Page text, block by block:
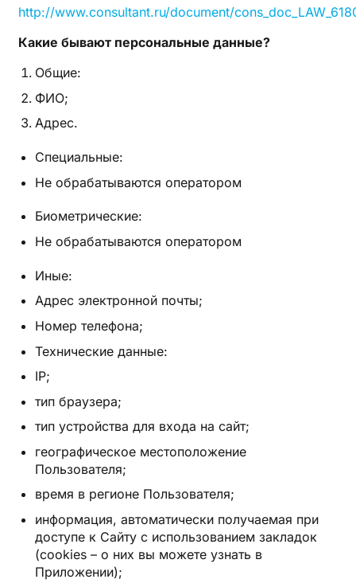
http://www.consultant.ru/document/
Какие бывают персональные данные?
Общие:
ФИО;
Адрес.
Специальные:
Не обрабатываются оператором
Биометрические:
Не обрабатываются оператором
Иные:
Адрес электронной почты;
Номер телефона;
Технические данные:
IP;
тип браузера;
тип устройства для входа на сайт;
географическое местоположение
Пользователя;
время в регионе Пользователя;
информация, автоматически получаемая при
доступе к Сайту с использованием закладок
(cookies – о них вы можете узнать в
Приложении);